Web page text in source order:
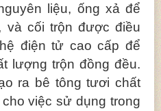
liệu, ống xả để
và cối trộn được điều
điện tử cao cấp để
lượng trộn đồng đều.
ra bê tông tươi chất
việc sử dụng trong